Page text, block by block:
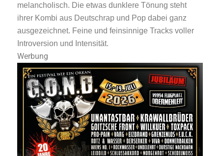
melancholisch. Die etwas dunklere Tönung steht
ihrer Kombi aus Deutschrap und Pop dabei ganz
ausgezeichnet. Feine und feinsinnige Tracks voller
Introversion und Intensität.
Werbung